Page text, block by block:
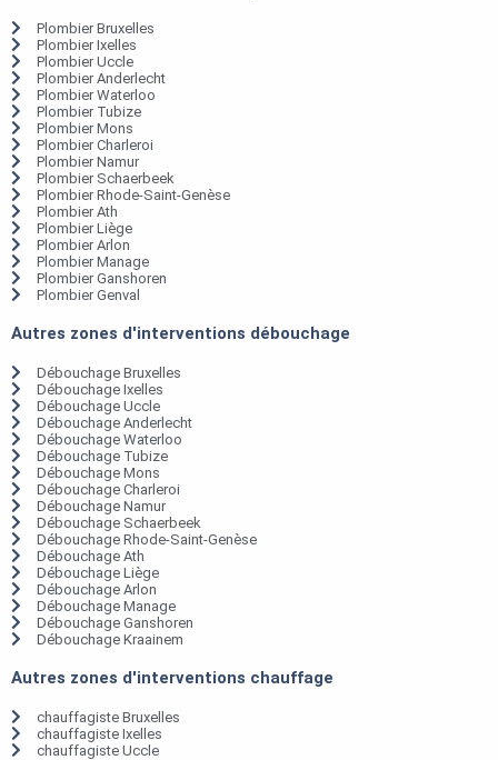
Plombier Bruxelles
Plombier Ixelles
Plombier Uccle
Plombier Anderlecht
Plombier Waterloo
Plombier Tubize
Plombier Mons
Plombier Charleroi
Plombier Namur
Plombier Schaerbeek
Plombier Rhode-Saint-Genèse
Plombier Ath
Plombier Liège
Plombier Arlon
Plombier Manage
Plombier Ganshoren
Plombier Genval
Autres zones d'interventions débouchage
Débouchage Bruxelles
Débouchage Ixelles
Débouchage Uccle
Débouchage Anderlecht
Débouchage Waterloo
Débouchage Tubize
Débouchage Mons
Débouchage Charleroi
Débouchage Namur
Débouchage Schaerbeek
Débouchage Rhode-Saint-Genèse
Débouchage Ath
Débouchage Liège
Débouchage Arlon
Débouchage Manage
Débouchage Ganshoren
Débouchage Kraainem
Autres zones d'interventions chauffage
chauffagiste Bruxelles
chauffagiste Ixelles
chauffagiste Uccle